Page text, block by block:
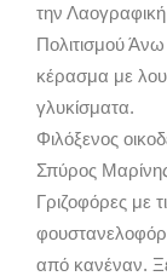
την
Πολιτισμού
κέρασμα με
γλυκίσματα.
Φιλόξενος
Σπύρος
Γριζοφόρες με
από κανέναν.